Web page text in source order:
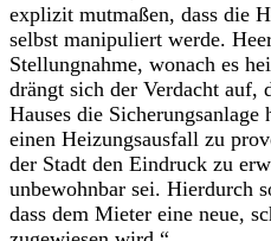
explizit mutmaßen, dass die
selbst manipuliert werde.
Stellungnahme, wonach es
drängt sich der Verdacht auf,
Hauses die
einen Heizungsausfall zu
der Stadt den Eindruck zu
unbewohnbar sei. Hierdurch
dass dem Mieter eine neue,